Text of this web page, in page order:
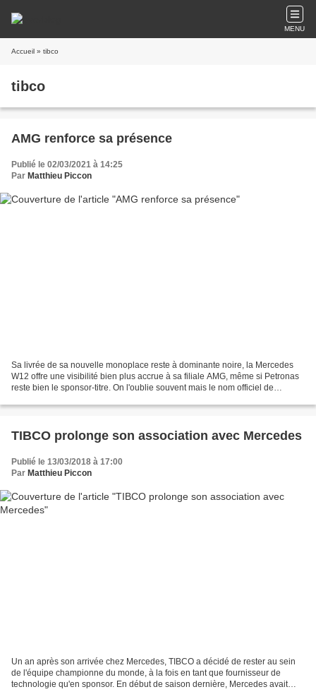
MENU
Accueil » tibco
tibco
AMG renforce sa présence
Publié le 02/03/2021 à 14:25
Par Matthieu Piccon
Sa livrée de sa nouvelle monoplace reste à dominante noire, la Mercedes
W12 offre une visibilité bien plus accrue à sa filiale AMG, même si Petronas
reste bien le sponsor-titre. On l'oublie souvent mais le nom officiel de
TIBCO prolonge son association avec Mercedes
Publié le 13/03/2018 à 17:00
Par Matthieu Piccon
Un an après son arrivée chez Mercedes, TIBCO a décidé de rester au sein
de l'équipe championne du monde, à la fois en tant que fournisseur de
technologie qu'en sponsor. En début de saison dernière, Mercedes avait